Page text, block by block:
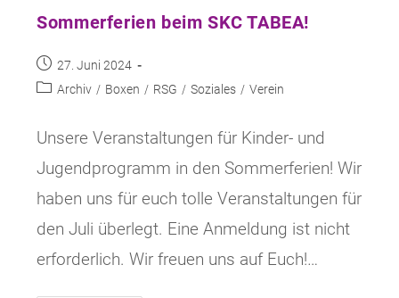
Sommerferien beim SKC TABEA!
Beitrag
veröffentlicht:
27. Juni 2024
Beitrags-
Archiv / Boxen / RSG / Soziales / Verein
Unsere Veranstaltungen für Kinder- und
Jugendprogramm in den Sommerferien! Wir
haben uns für euch tolle Veranstaltungen für
den Juli überlegt. Eine Anmeldung ist nicht
erforderlich. Wir freuen uns auf Euch!…